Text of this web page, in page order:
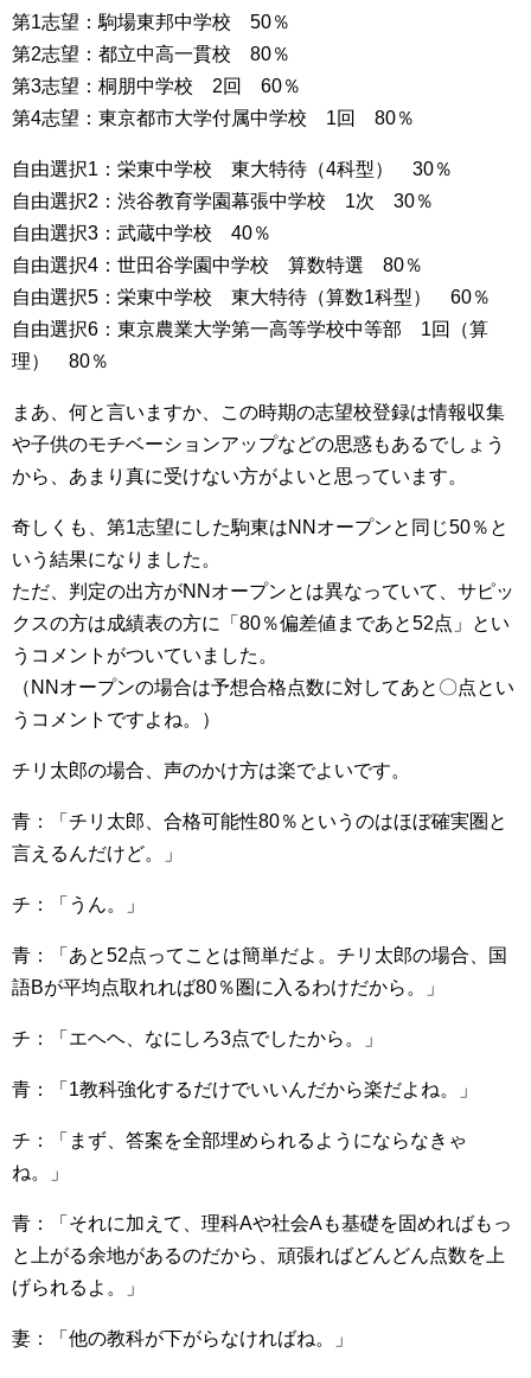
第1志望：駒場東邦中学校 50％
第2志望：都立中高一貫校 80％
第3志望：桐朋中学校 2回 60％
第4志望：東京都市大学付属中学校 1回 80％
自由選択1：栄東中学校 東大特待（4科型） 30％
自由選択2：渋谷教育学園幕張中学校 1次 30％
自由選択3：武蔵中学校 40％
自由選択4：世田谷学園中学校 算数特選 80％
自由選択5：栄東中学校 東大特待（算数1科型） 60％
自由選択6：東京農業大学第一高等学校中等部 1回（算
理） 80％
まあ、何と言いますか、この時期の志望校登録は情報収集
や子供のモチベーションアップなどの思惑もあるでしょう
から、あまり真に受けない方がよいと思っています。
奇しくも、第1志望にした駒東はNNオープンと同じ50％と
いう結果になりました。
ただ、判定の出方がNNオープンとは異なっていて、サピッ
クスの方は成績表の方に「80％偏差値まであと52点」とい
うコメントがついていました。
（NNオープンの場合は予想合格点数に対してあと〇点とい
うコメントですよね。）
チリ太郎の場合、声のかけ方は楽でよいです。
青：「チリ太郎、合格可能性80％というのはほぼ確実圏と
言えるんだけど。」
チ：「うん。」
青：「あと52点ってことは簡単だよ。チリ太郎の場合、国
語Bが平均点取れれば80％圏に入るわけだから。」
チ：「エヘヘ、なにしろ3点でしたから。」
青：「1教科強化するだけでいいんだから楽だよね。」
チ：「まず、答案を全部埋められるようにならなきゃ
ね。」
青：「それに加えて、理科Aや社会Aも基礎を固めればもっ
と上がる余地があるのだから、頑張ればどんどん点数を上
げられるよ。」
妻：「他の教科が下がらなければね。」